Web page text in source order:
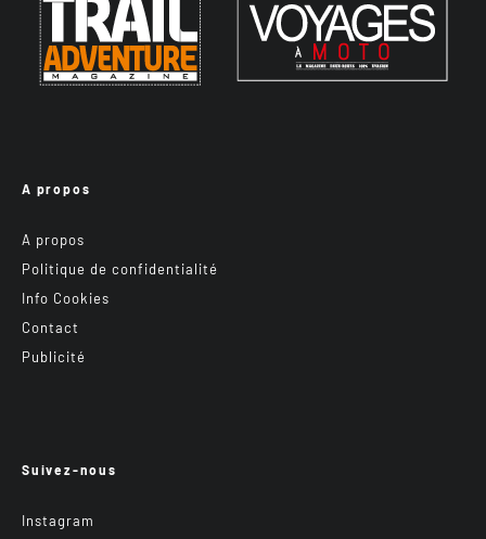
A propos
A propos
Politique de confidentialité
Info Cookies
Contact
Publicité
Suivez-nous
Instagram